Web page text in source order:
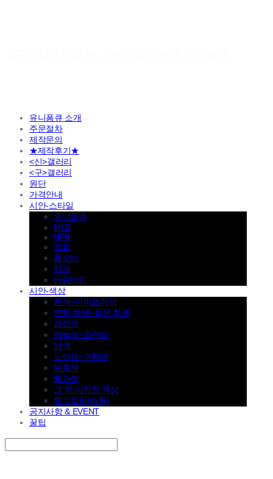
유니폼큐 소개
주문절차
제작문의
★제작후기★
<신>갤러리
<구>갤러리
원단
가격안내
시안-스타일
유니폼큐
MLB
NPB
점퍼
풀오버
하계
바람막이
시안-색상
흰색~아이보리색
연한 회색~짙은 회색
검정색
하늘색~파란색
남색
노란색~주황색
분홍색
빨간색
그 외 다양한 색상
특수컬러(승화)
공지사항 & EVENT
꿀팁